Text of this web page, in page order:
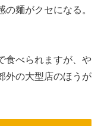
麺がクセになる。
食べられますが、や
外の大型店のほうが